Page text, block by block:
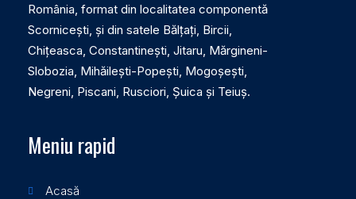
România, format din localitatea componentă
Scornicești, și din satele Bălțați, Bircii,
Chițeasca, Constantinești, Jitaru, Mărgineni-
Slobozia, Mihăilești-Popești, Mogoșești,
Negreni, Piscani, Rusciori, Șuica și Teiuș.
Meniu rapid
Acasă